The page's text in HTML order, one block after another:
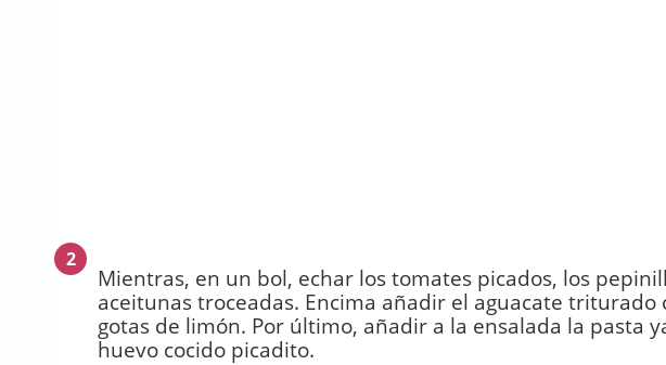
2
Mientras, en un bol, echar los tomates picados, los
aceitunas troceadas. Encima añadir el aguacate triturado
gotas de limón. Por último, añadir a la ensalada la pasta
huevo cocido picadito.